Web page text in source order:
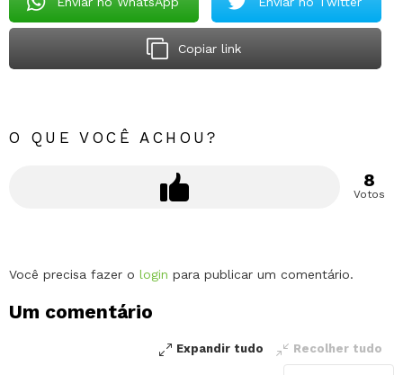
Copiar link
O QUE VOCÊ ACHOU?
8
Votos
Deixe
comentário
Você precisa fazer o login para publicar um comentário.
Um comentário
Expandir tudo Recolher tudo